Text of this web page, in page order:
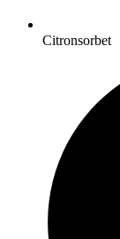
Citronsorbet